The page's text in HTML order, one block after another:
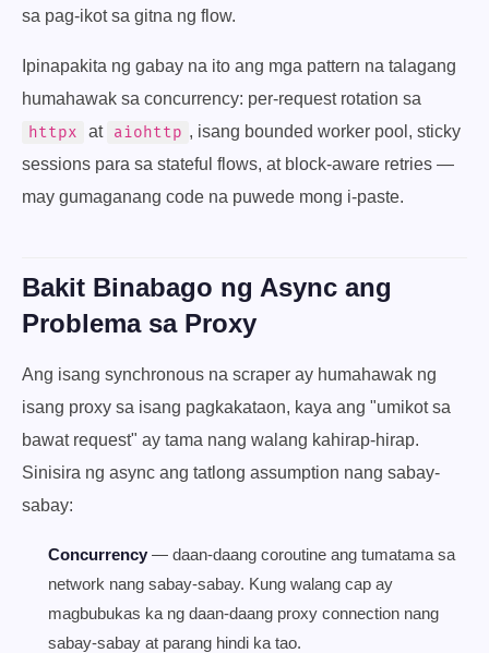
sa pag-ikot sa gitna ng flow.
Ipinapakita ng gabay na ito ang mga pattern na talagang
humahawak sa concurrency: per-request rotation sa
httpx
at aiohttp , isang bounded worker pool, sticky
sessions para sa stateful flows, at block-aware retries —
may gumaganang code na puwede mong i-paste.
Bakit Binabago ng Async ang
Problema sa Proxy
Ang isang synchronous na scraper ay humahawak ng
isang proxy sa isang pagkakataon, kaya ang "umikot sa
bawat request" ay tama nang walang kahirap-hirap.
Sinisira ng async ang tatlong assumption nang sabay-
sabay:
Concurrency — daan-daang coroutine ang tumatama sa
network nang sabay-sabay. Kung walang cap ay
magbubukas ka ng daan-daang proxy connection nang
sabay-sabay at parang hindi ka tao.